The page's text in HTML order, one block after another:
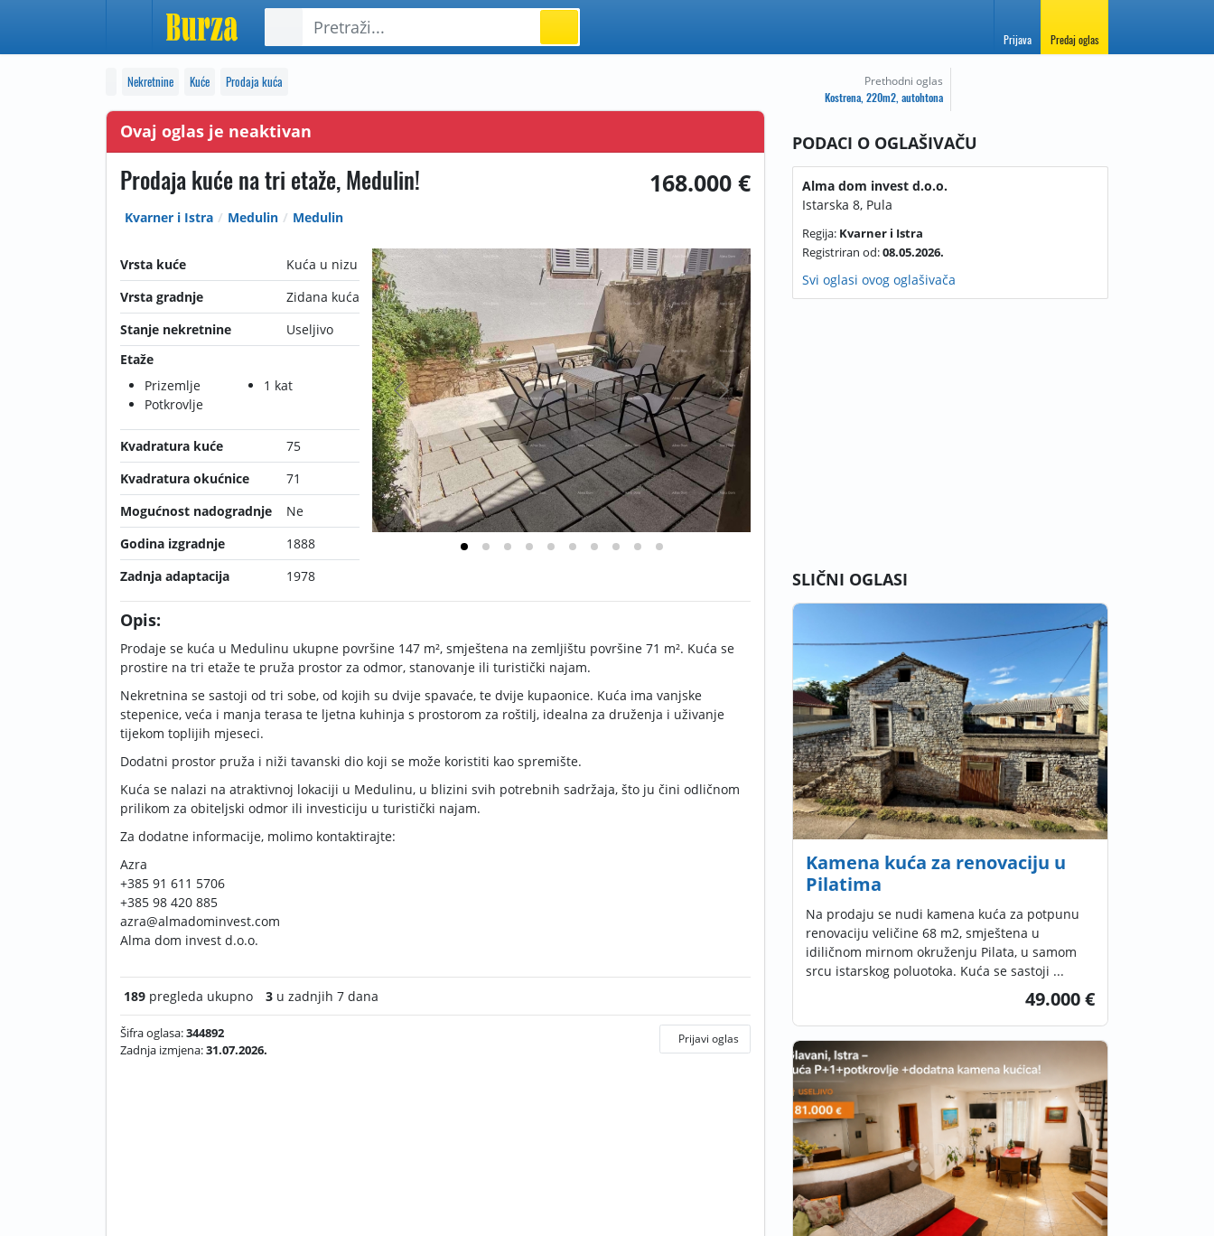
Prijava Predaj oglas
Nekretnine Kuće Prodaja kuća
Ovaj oglas je neaktivan
Prodaja kuće na tri etaže, Medulin! 168.000 €
Kvarner i Istra Medulin Medulin
Vrsta kuće
Kuća u nizu
Vrsta gradnje
Zidana kuća
Stanje nekretnine
Useljivo
Etaže
Prizemlje
1 kat
Potkrovlje
Kvadratura kuće
75
Kvadratura okućnice
71
Mogućnost nadogradnje
Ne
Godina izgradnje
1888
Zadnja adaptacija
1978
Opis:
Prodaje se kuća u Medulinu ukupne površine 147 m², smještena na zemljištu površine 71 m². Kuća se
prostire na tri etaže te pruža prostor za odmor, stanovanje ili turistički najam.
Nekretnina se sastoji od tri sobe, od kojih su dvije spavaće, te dvije kupaonice. Kuća ima vanjske
stepenice, veća i manja terasa te ljetna kuhinja s prostorom za roštilj, idealna za druženja i uživanje
tijekom toplijih mjeseci.
Dodatni prostor pruža i niži tavanski dio koji se može koristiti kao spremište.
Kuća se nalazi na atraktivnoj lokaciji u Medulinu, u blizini svih potrebnih sadržaja, što ju čini odličnom
prilikom za obiteljski odmor ili investiciju u turistički najam.
Za dodatne informacije, molimo kontaktirajte:
Azra
+385 91 611 5706
+385 98 420 885
azra@almadominvest.com
Alma dom invest d.o.o.
189 pregleda ukupno 3 u zadnjih 7 dana
Šifra oglasa:344892
Zadnja izmjena:31.07.2026.
Prijavi oglas
Prethodni oglas
Kostrena, 220m2, autohtona
PODACI O OGLAŠIVAČU
Alma dom invest d.o.o.
Istarska 8, Pula
Regija: Kvarner i Istra
Registriran od:08.05.2026.
Svi oglasi ovog oglašivača
SLIČNI OGLASI
Kamena kuća za renovaciju u
Pilatima
Na prodaju se nudi kamena kuća za potpunu
renovaciju veličine 68 m2, smještena u
idiličnom mirnom okruženju Pilata, u samom
srcu istarskog poluotoka. Kuća se sastoji ...
49.000 €